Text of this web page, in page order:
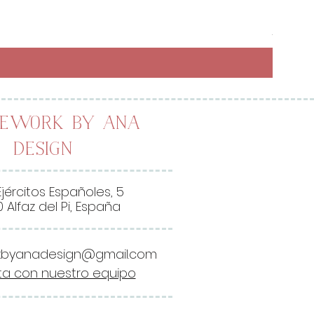
26,00
2
,
0
by Ana
Design
Españoles, 5
Alfaz del Pi, España
con nuestro equipo